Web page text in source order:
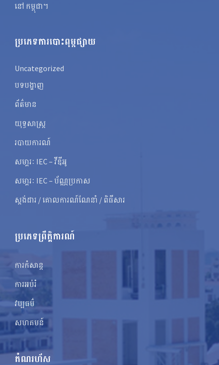
នៅ កម្ពុជា។
ប្រភេទការបោះពុម្ពផ្សាយ
Uncategorized
បទបង្ហាញ
ព័ត៌មាន
យុទ្ធសាស្ត្រ
របាយការណ៍
សមា្ភរៈ IEC – វីឌីអូ
សមា្ភរៈ IEC – ប័ណ្ណប្រកាស
ស្តង់ដារ / គោលការណ៍ណែនាំ / ពិធីសារ
ប្រភេទព្រឹត្តិការណ៍
ការកំសាន្ត
ការអប់រំ
វប្បធម៌
សហគមន៍
តំណរហ័ស